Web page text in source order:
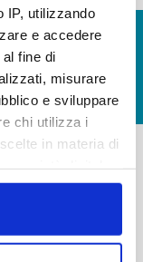
IP, utilizzando
e accedere
fine di
misurare
e sviluppare
chi utilizza i
in materia di
possibile
in qualsiasi
o facendo clic
IL SERVIZIO
CON NOI
POLICY